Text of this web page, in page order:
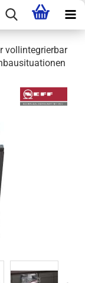
vollintegrierbar